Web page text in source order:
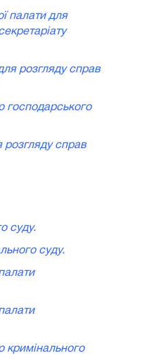
палати для
розгляду справ
господарського
розгляду справ
суду.
суду.
кримінального